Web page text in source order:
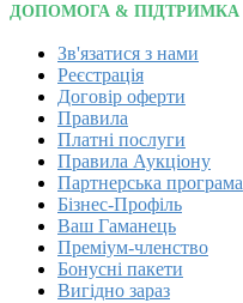
ДОПОМОГА & ПІДТРИМКА
Зв'язатися з нами
Реєстрація
Договір оферти
Правила
Платні послуги
Правила Аукціону
Партнерська програма
Бізнес-Профіль
Ваш Гаманець
Преміум-членство
Бонусні пакети
Вигідно зараз